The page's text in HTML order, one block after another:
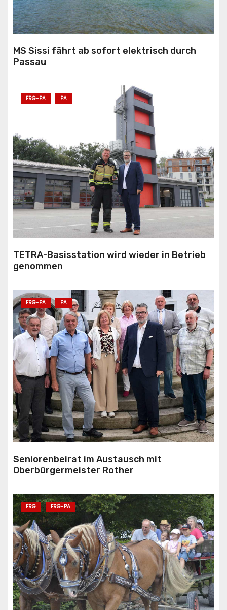
MS Sissi fährt ab sofort elektrisch durch
Passau
FRG-PA PA
TETRA-Basisstation wird wieder in Betrieb
genommen
FRG-PA PA
Seniorenbeirat im Austausch mit
Oberbürgermeister Rother
FRG FRG-PA